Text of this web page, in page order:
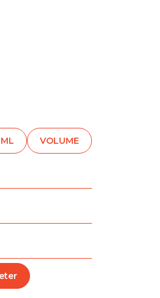
ML VOLUME